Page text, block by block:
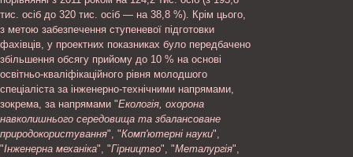
тис. осіб до 320 тис. осіб — на 38,8 %). Крім цього,
з метою забезпечення ступеневої підготовки
фахівців, у проектних показниках було передбачено
збільшення обсягу прийому до 10 % на основі
освітньо-кваліфікаційного рівня молодшого
спеціаліста за інженерно-технічними напрямами,
зокрема, за напрямами "Екологія, охорона
навколишнього середовища та збалансоване
природокористування", "Комп'ютерні науки",
"Інженерна механіка", "Гірництво", "Металургія",